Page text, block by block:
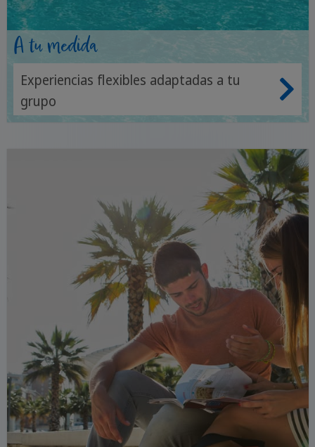
A tu medida
Experiencias flexibles adaptadas a tu
grupo